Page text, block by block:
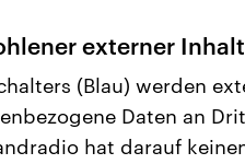
externer Inhalt
(Blau) werden
Daten an
hat darauf